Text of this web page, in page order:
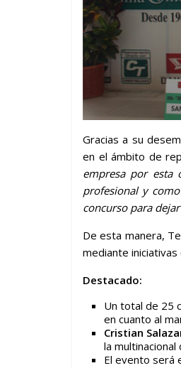
Gracias a su
en el ámbito de
empresa por esta
profesional y
concurso para
De esta manera,
mediante
Destacado:
Un total de 25
en cuanto al
Cristian
la
El evento será